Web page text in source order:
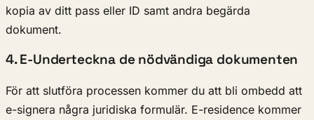
kopia av ditt pass eller ID samt andra begärda
dokument.
4. E-Underteckna de nödvändiga dokumenten
För att slutföra processen kommer du att bli ombedd att
e-signera några juridiska formulär. E-residence kommer